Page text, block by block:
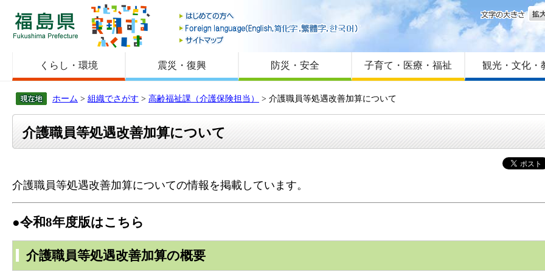
福島県
はじめての方へ
Foreign language
サイトマップ
文字
くらし・環境 震災・復興 防災・安全 子育て・医療・福祉 観光・文化・
ホーム > 組織でさがす > 高齢福祉課（介護保険担当） > 介護職員等処遇改善加算について
介護職員等処遇改善加算について
介護職員等処遇改善加算についての情報を掲載しています。
●令和8年度版はこちら
介護職員等処遇改善加算の概要